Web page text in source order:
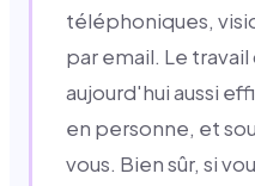
téléphoniques,
par email. Le
aujourd'hui aussi
en personne, et
vous. Bien sûr, si